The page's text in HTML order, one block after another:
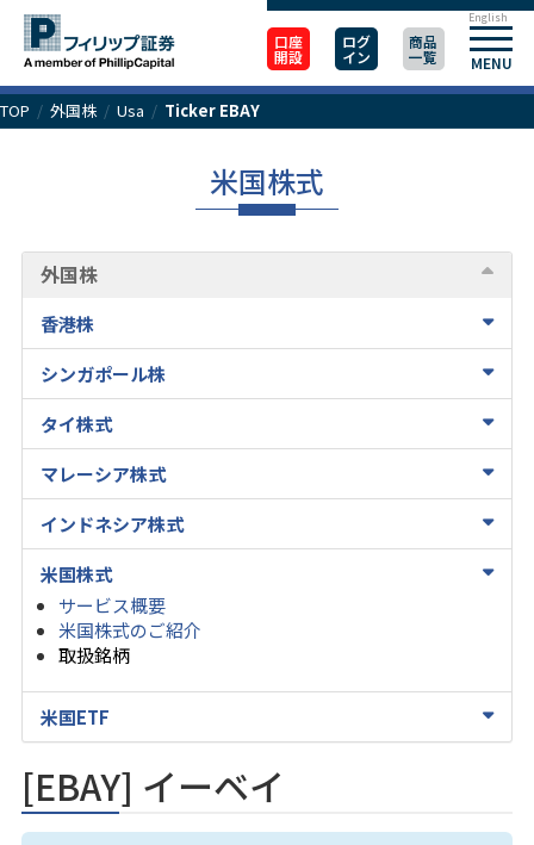
口座
開設
ログ
イン
商品
一覧 MENU
English
TOP / 外国株/ Usa / Ticker EBAY
米国株式
外国株
香港株
シンガポール株
タイ株式
マレーシア株式
インドネシア株式
米国株式
サービス概要
米国株式のご紹介
取扱銘柄
米国ETF
[EBAY] イーベイ